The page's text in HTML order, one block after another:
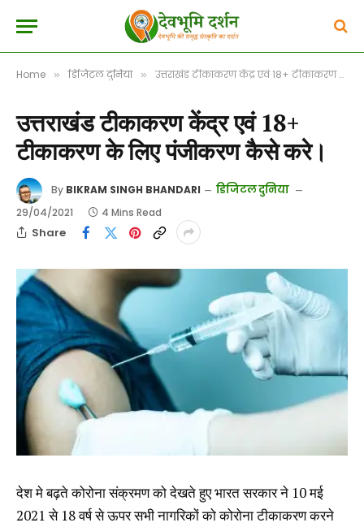
Home » डिजिटल दुनिया » उत्तराखंड टीकाकरण केंद्र एवं 18+ टीकाकरण के लिए पंजीकरण कैसे करे।
उत्तराखंड टीकाकरण केंद्र एवं 18+
टीकाकरण के लिए पंजीकरण कैसे करे।
By BIKRAM SINGH BHANDARI डिजिटल दुनिया
29/04/2021 4 Mins Read
Share
देश मे बढ़ते कोरोना संक्रमण को देखते हुए भारत सरकार ने 10 मई
2021 से 18 वर्ष से ऊपर सभी नागरिकों को कोरोना टीकाकरण करने